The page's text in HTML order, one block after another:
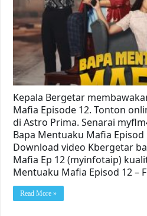
Kepala Bergetar
Mafia Episode 12. Tonton
di Astro Prima. Senarai
Bapa Mentuaku Mafia Episod
Download video Kbergetar
Mafia Ep 12 (myinfotaip)
Mentuaku Mafia Episod 12 –
Read More »